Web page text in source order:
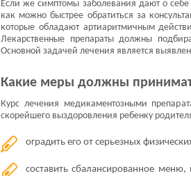
Если же симптомы заболевания дают о себе
как можно быстрее обратиться за
которые обладают артиаритмичным
Лекарственные препараты должны
Основной задачей лечения является
Какие меры должны
Курс лечения медикаментозными
скорейшего выздоровления ребенку
оградить его от серьезных
составить сбалансированное